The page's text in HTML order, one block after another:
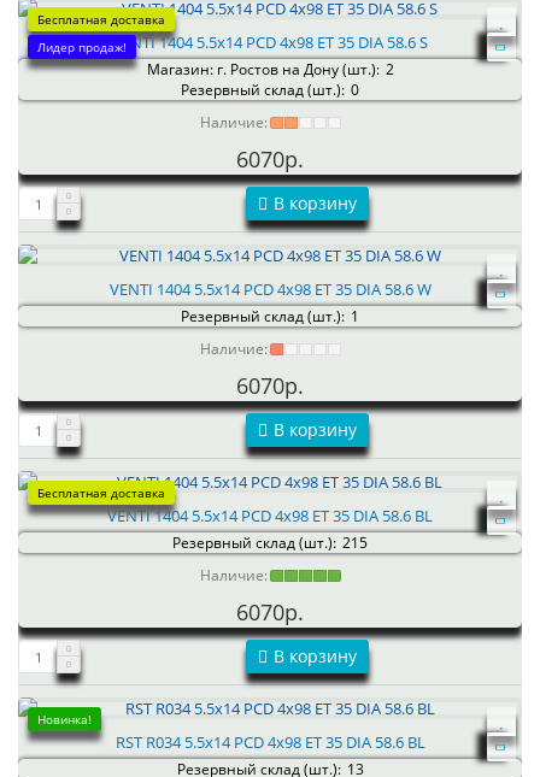
Бесплатная доставка
Лидер продаж!VENTI 1404 5.5x14 PCD 4x98 ET 35 DIA 58.6 S
Магазин: г. Ростов на Дону (шт.): 2
Резервный склад (шт.): 0
Наличие:
6070р.
В корзину
VENTI 1404 5.5x14 PCD 4x98 ET 35 DIA 58.6 W
Резервный склад (шт.): 1
Наличие:
6070р.
В корзину
Бесплатная доставка
VENTI 1404 5.5x14 PCD 4x98 ET 35 DIA 58.6 BL
Резервный склад (шт.): 215
Наличие:
6070р.
В корзину
Новинка!
RST R034 5.5x14 PCD 4x98 ET 35 DIA 58.6 BL
Резервный склад (шт.): 13